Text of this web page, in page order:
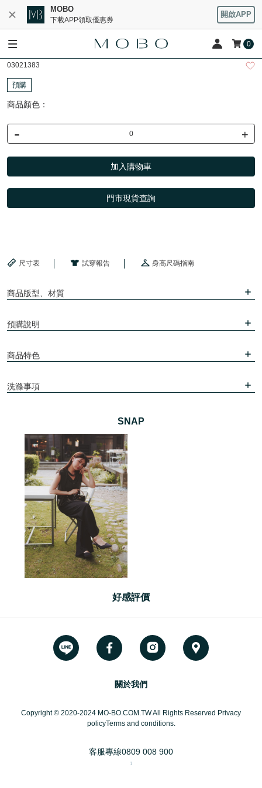
MOBO
下載APP領取優惠券
開啟APP
0
03021383
預購
商品顏色：
- +
加入購物車
門市現貨查詢
尺寸表 試穿報告 身高尺碼指南
商品版型、材質
預購說明
商品特色
洗滌事項
SNAP
好感評價
關於我們
Copyright © 2020-2024 MO-BO.COM.TW All Rights Reserved Privacy
policyTerms and conditions.
客服專線0809 008 900
1